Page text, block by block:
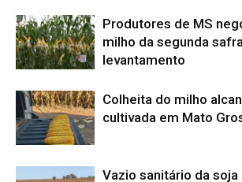
Produtores de MS
milho da segunda
levantamento
Colheita do milho
cultivada em Mato
Vazio sanitário da